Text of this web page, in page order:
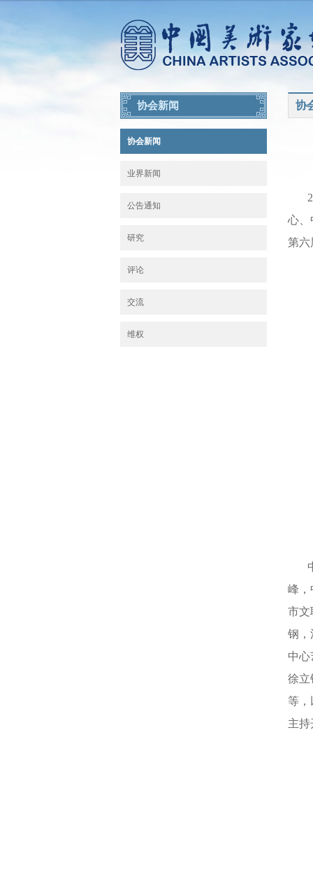
协会新闻
协会新闻
业界新闻
公告通知
研究
评论
交流
维权
协
心、
第六
峰，
市文
钢，
中
徐立
等
主持